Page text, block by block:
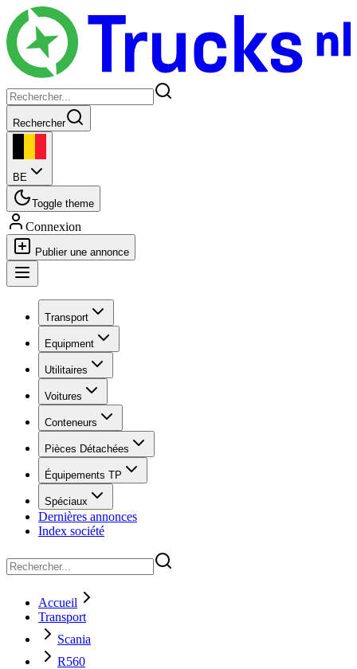
Rechercher
BE
Toggle theme
Connexion
Publier une annonce
Transport
Equipment
Utilitaires
Voitures
Conteneurs
Pièces Détachées
Équipements TP
Spéciaux
Dernières annonces
Index société
Accueil
Transport
Scania
R560